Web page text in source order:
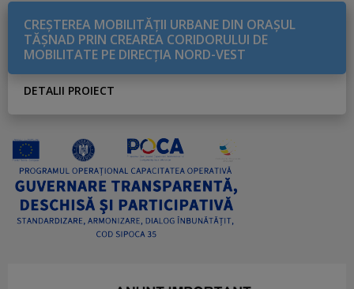
CREŞTEREA MOBILITĂŢII URBANE DIN ORAŞUL
TĂŞNAD PRIN CREAREA CORIDORULUI DE
MOBILITATE PE DIRECŢIA NORD-VEST
DETALII PROIECT